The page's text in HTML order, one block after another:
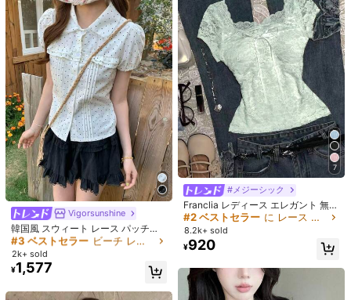
5
¥182 節約
MJYY
レディース 夏用 アメリカン柄 フィ
ット 半袖Tシャツ ホワイト カジュア
ルトップス
#9 ベストセラー ファブリック 女性用Tシャツ
売り切れ間近！
#9 ベストセラー ファブリック 女性用Tシャツ
#9 ベストセラー ファブリック 女性用Tシャツ
#9 ベストセラー
¥299 節約
国内発送
レディースゆったりホワイ
トプリントTシャツ-半袖、ゆったり
ターンデザイン
600+ sold
¥445 -40%
Vigorsunshine
韓国風 スウィート レース パッチワ
ーク ペタルスリーブ ピーターパンカ
ラー ショートブラウス Tシャツ 夏休
み
#3 ベストセラー
高リピート率 売り切れ間近！
#3 ベストセラー ビーチ レディーストップス
高リピート率
#3 ベストセラー ビーチ レディーストップス
高リピート率
#3 ベストセラー
売り切れ間近！
2k+ sold
¥1,577
7
#メジーシック
Franclia レディース エレガント 無地
レースアップ トップス 夏用
#2 ベストセラー
売り切れ間近！
#2 ベストセラー に レース 女性用トップス、ブラウス、Tシャツ
売り切れ間近！
#2 ベストセラー に レース 女性用トップス、ブラウス、Tシャツ
売り切れ間近！
#2 ベストセラー
8.2k+ sold
¥920